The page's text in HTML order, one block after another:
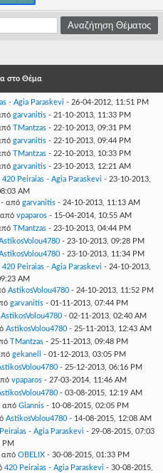
στο Θέμα
- Agia Paraskevi - 26-04-2012, 11:51 PM
garvanitis- 21-10-2013, 11:33 PM
TMantzas- 22-10-2013, 09:31 PM
garvanitis- 22-10-2013, 09:44 PM
TMantzas- 22-10-2013, 10:33 PM
garvanitis- 23-10-2013, 12:21 AM
420 Peiraias - Agia Paraskevi - 23-10-2013,
AM
- από garvanitis- 24-10-2013, 11:13 AM
vpaparos- 15-04-2014, 10:55 AM
TMantzas- 23-10-2013, 04:44 PM
- 23-10-2013, 09:28 PM
- 23-10-2013, 11:34 PM
420 Peiraias - Agia Paraskevi - 24-10-2013,
AM
AstikosVolou4780 - 24-10-2013, 11:52 PM
garvanitis - 01-11-2013, 07:44 PM
AstikosVolou4780 - 02-11-2013, 02:40 AM
AstikosVolou4780- 25-11-2013, 12:43 AM
TMantzas - 25-11-2013, 09:48 PM
gekanell - 01-12-2013, 03:05 PM
- 25-12-2013, 06:16 PM
vpaparos - 27-03-2014, 11:46 AM
- 03-08-2015, 12:19 AM
από Giannis - 10-08-2015, 02:05 PM
AstikosVolou4780- 14-08-2015, 12:08 AM
- Agia Paraskevi - 29-08-2015, 07:03
PM
από OBELIX - 30-08-2015, 01:33 PM
420 Peiraias - Agia Paraskevi - 30-08-2015,